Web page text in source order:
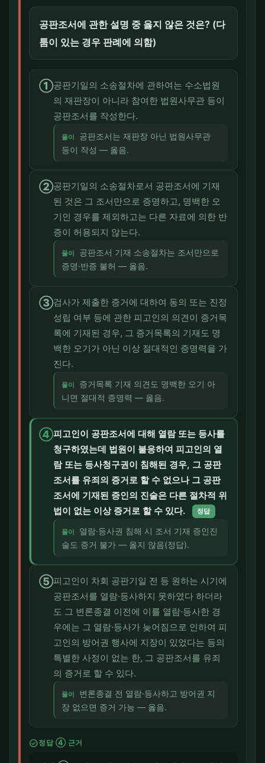
공판조서에 관한 설명 중 옳지 않은 것은? (다
툼이 있는 경우 판례에 의함)
①공판기일의 소송절차에 관하여는 수소법원
의 재판장이 아니라 참여한 법원사무관 등이
공판조서를 작성한다.
풀이
공판조서는 재판장 아닌 법원사무관
등이 작성 — 옳음.
②공판기일의 소송절차로서 공판조서에 기재
된 것은 그 조서만으로 증명하고, 명백한 오
기인 경우를 제외하고는 다른 자료에 의한 반
증이 허용되지 않는다.
풀이
공판조서 기재 소송절차는 조서만으로
증명·반증 불허 — 옳음.
③검사가 제출한 증거에 대하여 동의 또는 진정
성립 여부 등에 관한 피고인의 의견이 증거목
록에 기재된 경우, 그 증거목록의 기재도 명
백한 오기가 아닌 이상 절대적인 증명력을 가
진다.
풀이
증거목록 기재 의견도 명백한 오기 아
니면 절대적 증명력 — 옳음.
④피고인이 공판조서에 대해 열람 또는 등사를
청구하였는데 법원이 불응하여 피고인의 열
람 또는 등사청구권이 침해된 경우, 그 공판
조서를 유죄의 증거로 할 수 없으나 그 공판
조서에 기재된 증인의 진술은 다른 절차적 위
법이 없는 이상 증거로 할 수 있다.
정답
풀이
열람·등사권 침해 시 조서 기재 증인진
술도 증거 불가 — 옳지 않음(정답).
⑤피고인이 차회 공판기일 전 등 원하는 시기에
공판조서를 열람·등사하지 못하였다 하더라
도 그 변론종결 이전에 이를 열람·등사한 경
우에는 그 열람·등사가 늦어짐으로 인하여 피
고인의 방어권 행사에 지장이 있었다는 등의
특별한 사정이 없는 한, 그 공판조서를 유죄
의 증거로 할 수 있다.
풀이
변론종결 전 열람·등사하고 방어권 지
장 없으면 증거 가능 — 옳음.
check_circle정답 ④ 근거